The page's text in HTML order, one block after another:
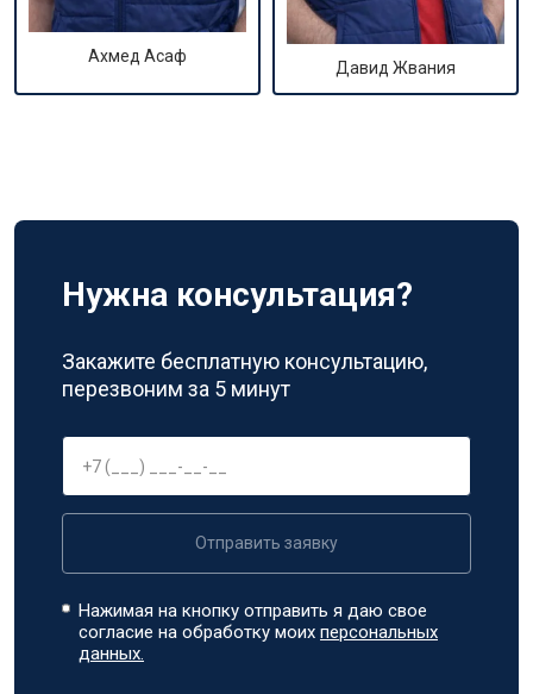
Ахмед Асаф
Давид Жвания
Нужна консультация?
Закажите бесплатную консультацию,
перезвоним за 5 минут
Отправить заявку
Нажимая на кнопку отправить я даю свое
согласие на обработку моихперсональных
данных.